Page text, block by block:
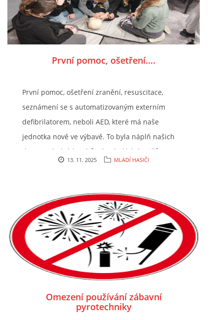
První pomoc, ošetření....
První pomoc, ošetření zranění, resuscitace,
seznámení se s automatizovaným externím
defibrilatorem, neboli AED, které má naše
jednotka nově ve výbavě. To byla náplň našich
dvou posledních schůzek mladých hasičů.
13. 11. 2025 MLADÍ HASIČI
Omezení používání zábavní
pyrotechniky